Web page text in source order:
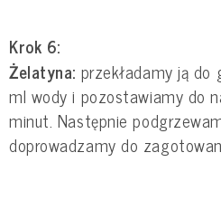
Krok 6:
Żelatyna: przekładamy ją
ml wody i pozostawiamy do
minut. Następnie
doprowadzamy do